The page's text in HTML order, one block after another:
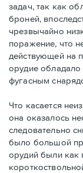
задач, так как
броней,
чрезвычайно
поражение, что
действующей на
орудие
фугасным
Что касается
она оказалось
следовательно
было большой
орудий были как